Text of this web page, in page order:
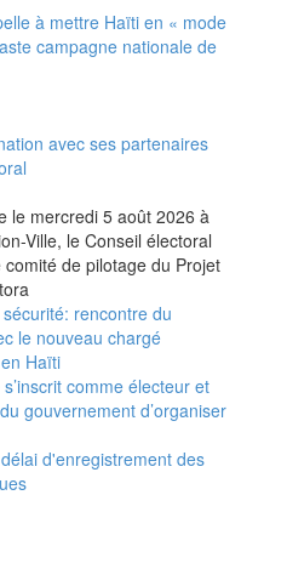
à mettre Haïti en « mode
campagne nationale de
avec ses partenaires
le mercredi 5 août 2026 à
Ville, le Conseil électoral
de pilotage du Projet
rencontre du
le nouveau chargé
Haïti
comme électeur et
gouvernement d’organiser
d'enregistrement des